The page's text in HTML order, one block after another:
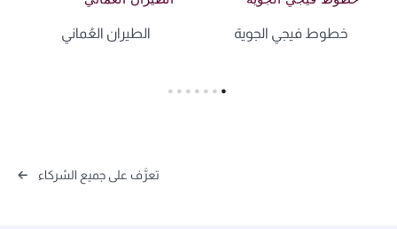
خطوط فيجي الجوية الطيران العُماني
تعرَّف على جميع الشركاء